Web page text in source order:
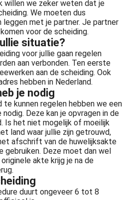
willen we zeker weten dat je
We moeten dus
met je partner. Je partner
voor de scheiding.
situatie?
voor jullie gaan regelen
aan verbonden. Ten eerste
aan de scheiding. Ook
hebben in Nederland.
je nodig
te kunnen regelen hebben we een
Deze kan je opvragen in de
Is het niet mogelijk of moeilijk
land waar jullie zijn getrouwd,
afschrift van de huwelijksakte
gebruiken. Deze moet dan wel
akte krijg je na de
duurt ongeveer 6 tot 8